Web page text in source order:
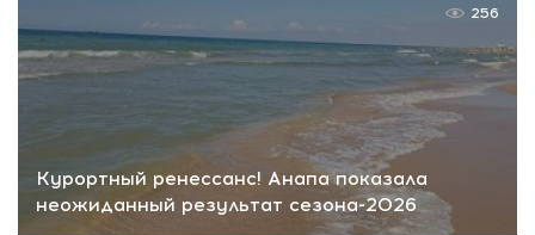
Курортный ренессанс! Анапа показала
неожиданный результат сезона-2026
256